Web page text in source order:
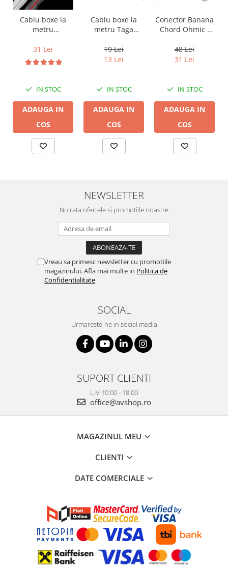
Cablu boxe la
metru
DB 16/2,
conductor cupru
LGC
31 Lei
IN STOC
ADAUGA IN
COS
Cablu boxe la
metru Taga
14B, 2 x 2mm
19 Lei
13 Lei
IN STOC
ADAUGA IN
COS
Conector Banana
Chord Ohmic -
48 Lei
31 Lei
IN STOC
ADAUGA IN
COS
NEWSLETTER
Nu rata ofertele si promotiile noastre
Vreau sa primesc newsletter cu promotiile
magazinului. Afla mai multe in Politica de
Confidentialitate
SOCIAL
Urmareste-ne in social media
SUPORT CLIENTI
L-V 10:00 - 18:00
office@avshop.ro
MAGAZINUL MEU
CLIENTI
DATE COMERCIALE